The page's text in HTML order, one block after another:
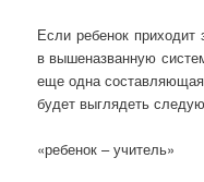
Если ребенок
в вышеназванную
еще одна составляющая
будет выглядеть
«ребенок – учитель»